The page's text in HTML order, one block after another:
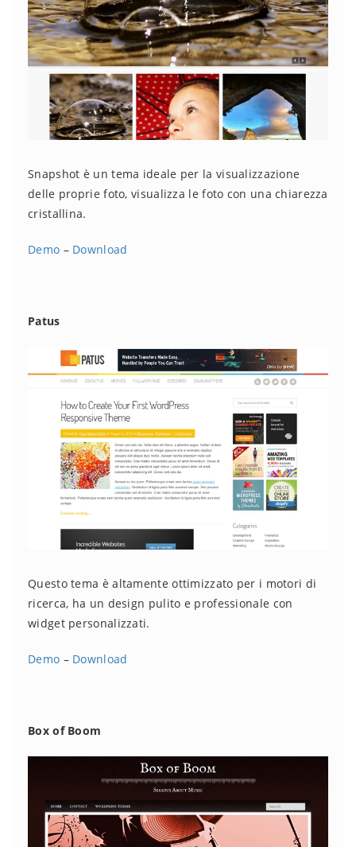
Snapshot è un tema ideale per la visualizzazione
delle proprie foto, visualizza le foto con una chiarezza
cristallina.
Demo – Download
Patus
Questo tema è altamente ottimizzato per i motori di
ricerca, ha un design pulito e professionale con
widget personalizzati.
Demo – Download
Box of Boom